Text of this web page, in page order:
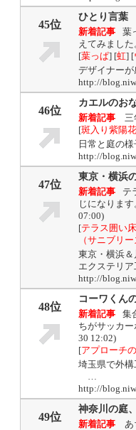
45位
ひとり言葉
新着記事
葉
えてみまし
[葉っぱ] [虹] [
デザイナー
http://
46位
カエルのお
新着記事
三
[斑入り紫陽花
日常と庭の
http://
47位
東京・横浜
新着記事
テ
じになりま
07:00)
[テラス囲い
（サニブリ
東京・横浜
エクステリ
http://
48位
コーワくん
新着記事
集
ちがサッカ
30 12:02)
[アプローチ
埼玉県で外
…
http://
49位
神奈川の庭
新着記事
あ